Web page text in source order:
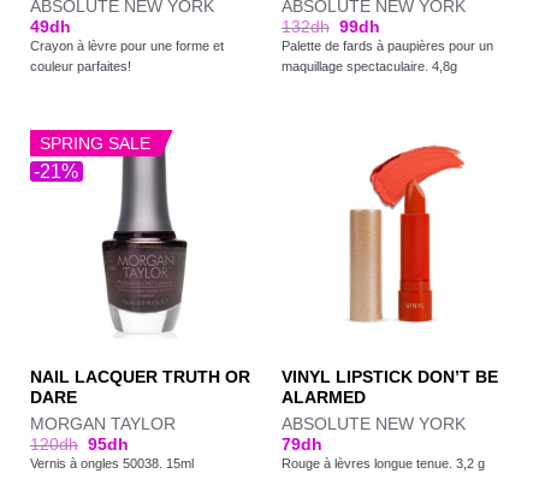
ABSOLUTE NEW YORK
49dh
Crayon à lèvre pour une forme et
couleur parfaites!
ABSOLUTE NEW YORK
132dh 99dh
Palette de fards à paupières pour un
maquillage spectaculaire. 4,8g
-21%
SPRING SALE
NAIL LACQUER TRUTH OR
DARE
MORGAN TAYLOR
120dh 95dh
Vernis à ongles 50038. 15ml
VINYL LIPSTICK DON’T BE
ALARMED
ABSOLUTE NEW YORK
79dh
Rouge à lèvres longue tenue. 3,2 g